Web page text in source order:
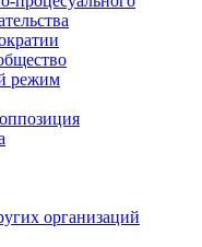
режим
организаций